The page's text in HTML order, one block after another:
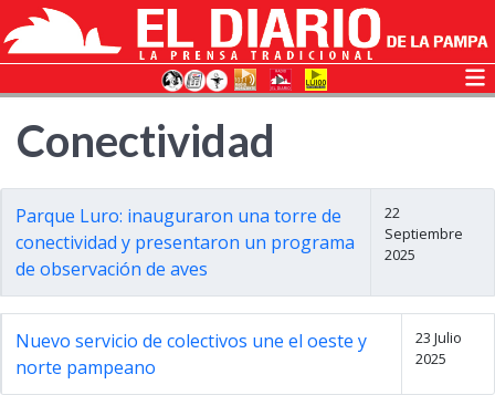
Conectividad
Parque Luro: inauguraron una torre de
conectividad y presentaron un programa
de observación de aves
22
Septiembre
2025
Nuevo servicio de colectivos une el oeste y
norte pampeano
23 Julio
2025